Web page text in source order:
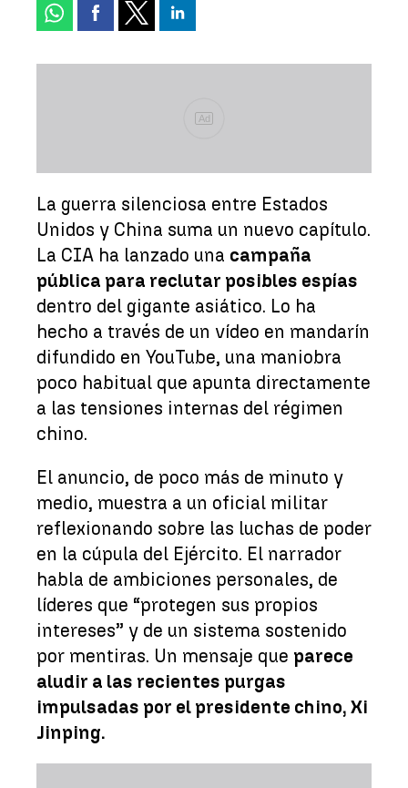
Ad
La guerra silenciosa entre Estados
Unidos y China suma un nuevo capítulo.
La CIA ha lanzado una campaña
pública para reclutar posibles espías
dentro del gigante asiático. Lo ha
hecho a través de un vídeo en mandarín
difundido en YouTube, una maniobra
poco habitual que apunta directamente
a las tensiones internas del régimen
chino.
El anuncio, de poco más de minuto y
medio, muestra a un oficial militar
reflexionando sobre las luchas de poder
en la cúpula del Ejército. El narrador
habla de ambiciones personales, de
líderes que “protegen sus propios
intereses” y de un sistema sostenido
por mentiras. Un mensaje que parece
aludir a las recientes purgas
impulsadas por el presidente chino, Xi
Jinping.